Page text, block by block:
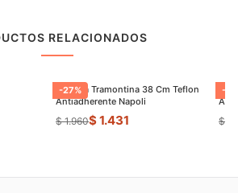
RELACIONADOS
-27%
Paellera Tramontina 38 Cm Teflon
Antiadherente Napoli
$ 1.960$ 1.431
-
$